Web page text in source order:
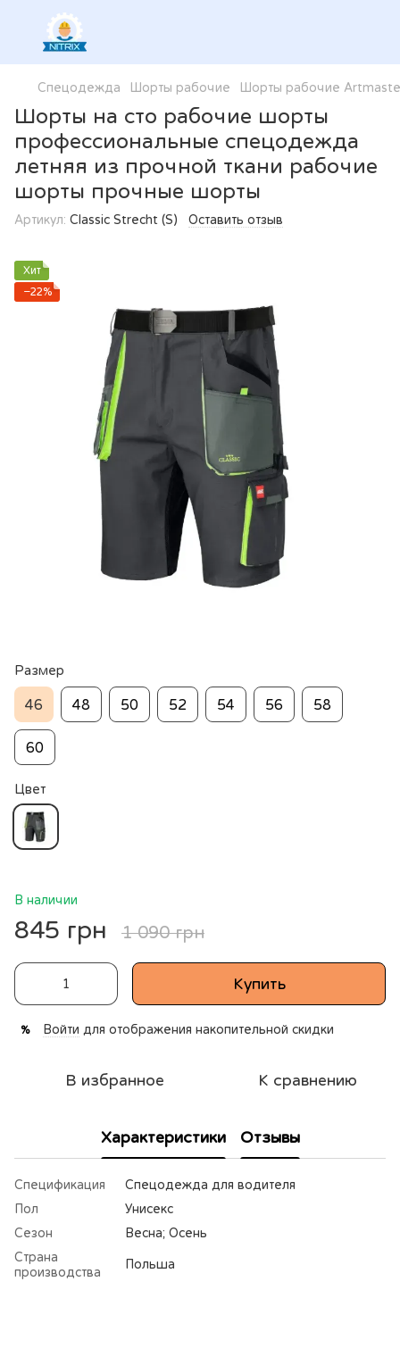
Спецодежда Шорты рабочие Шорты рабочие
Шорты на сто рабочие шорты
профессиональные спецодежда
летняя из прочной ткани рабочие
шорты прочные шорты
Артикул: Classic Strecht (S) Оставить отзыв
Хит
−22%
Размер
46 48 50 52 54 56 58
60
Цвет
В наличии
845 грн 1 090 грн
Купить
% Войти для отображения накопительной скидки
В избранное К сравнению
Характеристики Отзывы
Спецификация
Cпецодежда для водителя
Пол
Унисекс
Сезон
Весна; Осень
Страна
производства
Польша